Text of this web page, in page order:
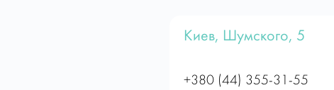
Киев, Шумского, 5
+380 (44) 355-31-55